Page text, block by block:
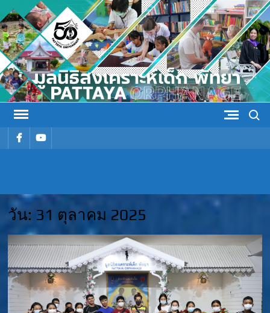
Skip
to
content
รายการรายการ
สงเคราะห์
เด็ก พัทยา
วัน: 31 ตุลาคม 2025